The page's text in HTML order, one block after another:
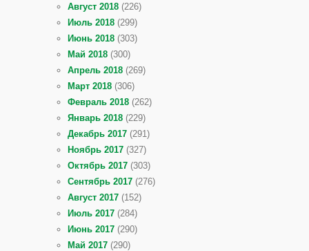
Август 2018 (226)
Июль 2018 (299)
Июнь 2018 (303)
Май 2018 (300)
Апрель 2018 (269)
Март 2018 (306)
Февраль 2018 (262)
Январь 2018 (229)
Декабрь 2017 (291)
Ноябрь 2017 (327)
Октябрь 2017 (303)
Сентябрь 2017 (276)
Август 2017 (152)
Июль 2017 (284)
Июнь 2017 (290)
Май 2017 (290)